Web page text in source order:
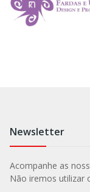
Newsletter
Acompanhe as
Não iremos utilizar